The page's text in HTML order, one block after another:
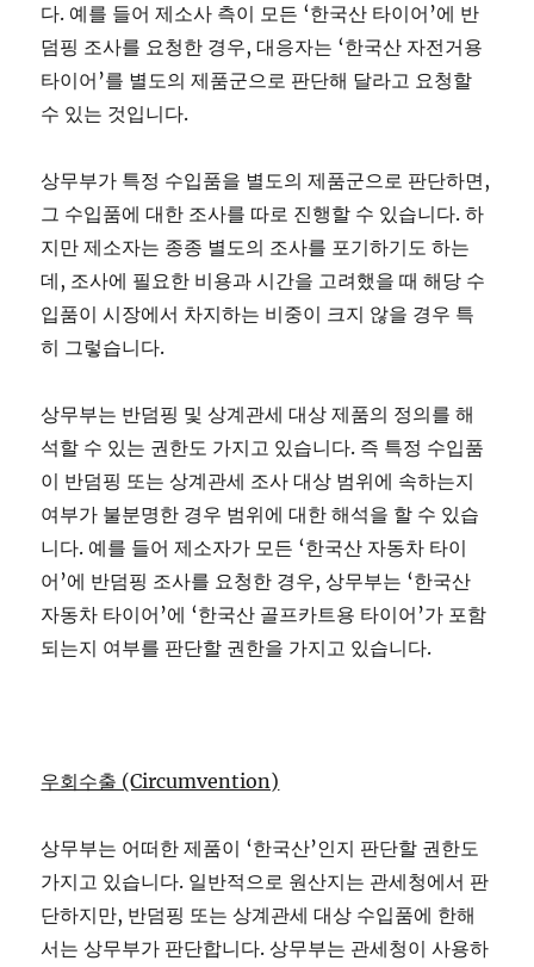
다. 예를 들어 제소사 측이 모든 ‘한국산 타이어’에 반
덤핑 조사를 요청한 경우, 대응자는 ‘한국산 자전거용
타이어’를 별도의 제품군으로 판단해 달라고 요청할
수 있는 것입니다.
상무부가 특정 수입품을 별도의 제품군으로 판단하면,
그 수입품에 대한 조사를 따로 진행할 수 있습니다. 하
지만 제소자는 종종 별도의 조사를 포기하기도 하는
데, 조사에 필요한 비용과 시간을 고려했을 때 해당 수
입품이 시장에서 차지하는 비중이 크지 않을 경우 특
히 그렇습니다.
상무부는 반덤핑 및 상계관세 대상 제품의 정의를 해
석할 수 있는 권한도 가지고 있습니다. 즉 특정 수입품
이 반덤핑 또는 상계관세 조사 대상 범위에 속하는지
여부가 불분명한 경우 범위에 대한 해석을 할 수 있습
니다. 예를 들어 제소자가 모든 ‘한국산 자동차 타이
어’에 반덤핑 조사를 요청한 경우, 상무부는 ‘한국산
자동차 타이어’에 ‘한국산 골프카트용 타이어’가 포함
되는지 여부를 판단할 권한을 가지고 있습니다.
우회수출 (Circumvention)
상무부는 어떠한 제품이 ‘한국산’인지 판단할 권한도
가지고 있습니다. 일반적으로 원산지는 관세청에서 판
단하지만, 반덤핑 또는 상계관세 대상 수입품에 한해
서는 상무부가 판단합니다. 상무부는 관세청이 사용하